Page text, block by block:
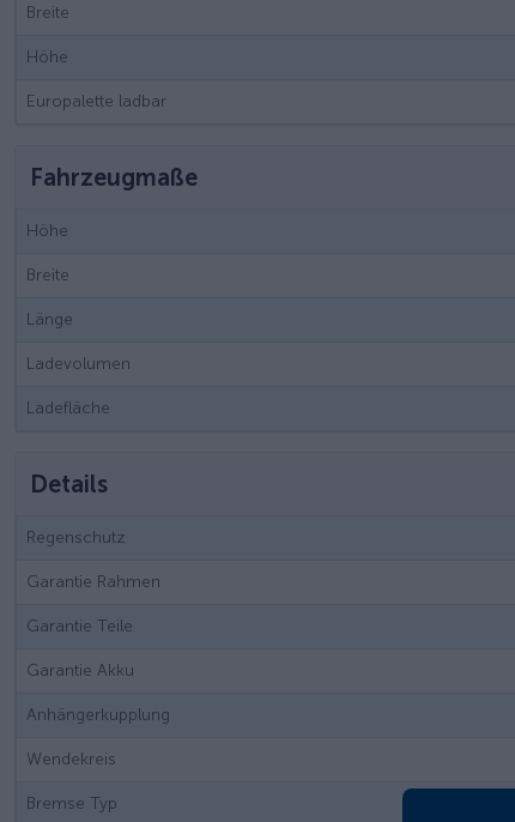
Breite
Höhe
Europalette ladbar
Fahrzeugmaße
Höhe
Breite
Länge
Ladevolumen
Ladefläche
Details
Regenschutz
Garantie Rahmen
Garantie Teile
Garantie Akku
Anhängerkupplung
Wendekreis
Bremse Typ